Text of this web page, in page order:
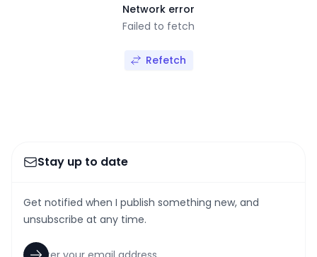
Network error
Failed to fetch
Refetch
Stay up to date
Get notified when I publish something new, and
unsubscribe at any time.